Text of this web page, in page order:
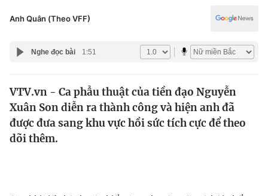
Chân dung
Sự kiện
Thể thao điện tử
Video
Anh Quân (Theo VFF)
Nghe đọc bài 1:51
VTV.vn - Ca phẫu thuật của tiền đạo Nguyễn
Xuân Son diễn ra thành công và hiện anh đã
được đưa sang khu vực hồi sức tích cực để theo
dõi thêm.